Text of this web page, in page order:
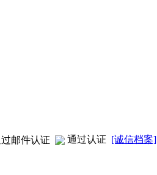
通过认证 [诚信档案]